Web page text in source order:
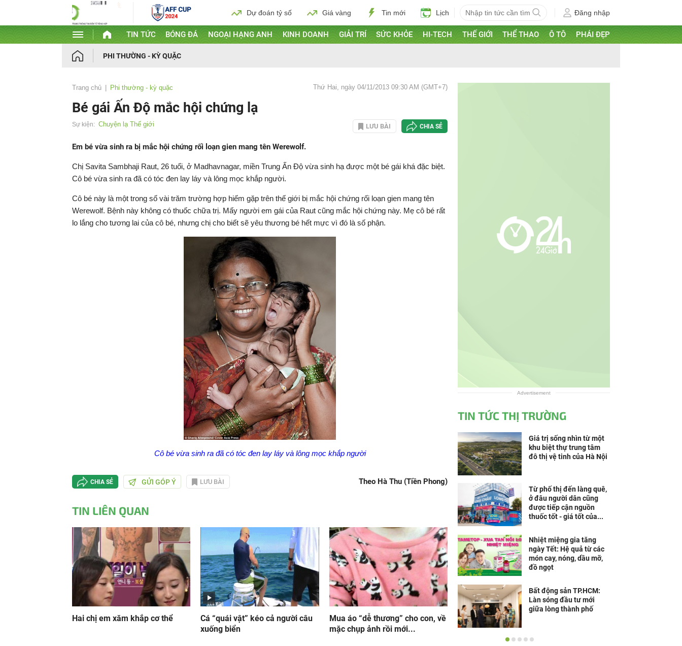
Dự đoán tỷ số Giá vàng Tin mới Lịch Đăng nhập
TIN TỨC BÓNG ĐÁ NGOẠI HẠNG ANH KINH DOANH GIẢI TRÍ SỨC KHỎE HI-TECH THẾ GIỚI THỂ THAO Ô TÔ PHÁI ĐẸP
PHI THƯỜNG - KỲ QUẶC
Trang chủ Phi thường - kỳ quặc Thứ Hai, ngày 04/11/2013 09:30 AM (GMT+7)
Bé gái Ấn Độ mắc hội chứng lạ
Sự kiện: Chuyện lạ Thế giới LƯU BÀI CHIA SẺ
Em bé vừa sinh ra bị mắc hội chứng rối loạn gien mang tên Werewolf.
Chị Savita Sambhaji Raut, 26 tuổi, ở Madhavnagar, miền Trung Ấn Độ vừa sinh hạ được một bé gái khá đặc biệt.
Cô bé vừa sinh ra đã có tóc đen lay láy và lông mọc khắp người.
Cô bé này là một trong số vài trăm trường hợp hiếm gặp trên thế giới bị mắc hội chứng rối loạn gien mang tên
Werewolf. Bệnh này không có thuốc chữa trị. Mấy người em gái của Raut cũng mắc hội chứng này. Mẹ cô bé rất
lo lắng cho tương lai của cô bé, nhưng chị cho biết sẽ yêu thương bé hết mực vì đó là số phận.
Cô bé vừa sinh ra đã có tóc đen lay láy và lông mọc khắp người
CHIA SẺ GỬI GÓP Ý LƯU BÀI Theo Hà Thu (Tiền Phong)
TIN LIÊN QUAN
Hai chị em xăm khắp cơ thể
Cá “quái vật” kéo cả người câu
xuống biển
Mua áo “dễ thương” cho con, về
mặc chụp ảnh rồi mới...
Advertisement
TIN TỨC THỊ TRƯỜNG
Giá trị sống nhìn từ một
khu biệt thự trung tâm
đô thị vệ tinh của Hà Nội
Từ phố thị đến làng quê,
ở đâu người dân cũng
được tiếp cận nguồn
thuốc tốt - giá tốt của...
Nhiệt miệng gia tăng
ngày Tết: Hệ quả từ các
món cay, nóng, dầu mỡ,
đồ ngọt
Bất động sản TP.HCM:
Làn sóng đầu tư mới
giữa lòng thành phố
“Thừa thắng xông lên”,